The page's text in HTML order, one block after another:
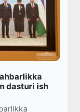
dasturi ish